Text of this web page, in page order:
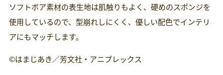
ソフトボア素材の表生地は肌触りもよく、硬めのスポンジを
使用しているので、型崩れしにくく、優しい配色でインテリ
アにもマッチします。
©はまじあき／芳文社・アニプレックス